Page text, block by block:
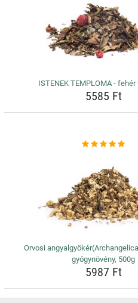
ISTENEK TEMPLOMA -
5585 Ft
Orvosi
gyógynövény, 500g
5987 Ft